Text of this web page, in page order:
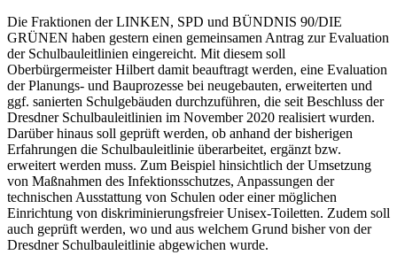
Die Fraktionen der LINKEN, SPD und BÜNDNIS 90/DIE
GRÜNEN haben gestern einen gemeinsamen Antrag zur Evaluation
der Schulbauleitlinien eingereicht. Mit diesem soll
Oberbürgermeister Hilbert damit beauftragt werden, eine Evaluation
der Planungs- und Bauprozesse bei neugebauten, erweiterten und
ggf. sanierten Schulgebäuden durchzuführen, die seit Beschluss der
Dresdner Schulbauleitlinien im November 2020 realisiert wurden.
Darüber hinaus soll geprüft werden, ob anhand der bisherigen
Erfahrungen die Schulbauleitlinie überarbeitet, ergänzt bzw.
erweitert werden muss. Zum Beispiel hinsichtlich der Umsetzung
von Maßnahmen des Infektionsschutzes, Anpassungen der
technischen Ausstattung von Schulen oder einer möglichen
Einrichtung von diskriminierungsfreier Unisex-Toiletten. Zudem soll
auch geprüft werden, wo und aus welchem Grund bisher von der
Dresdner Schulbauleitlinie abgewichen wurde.